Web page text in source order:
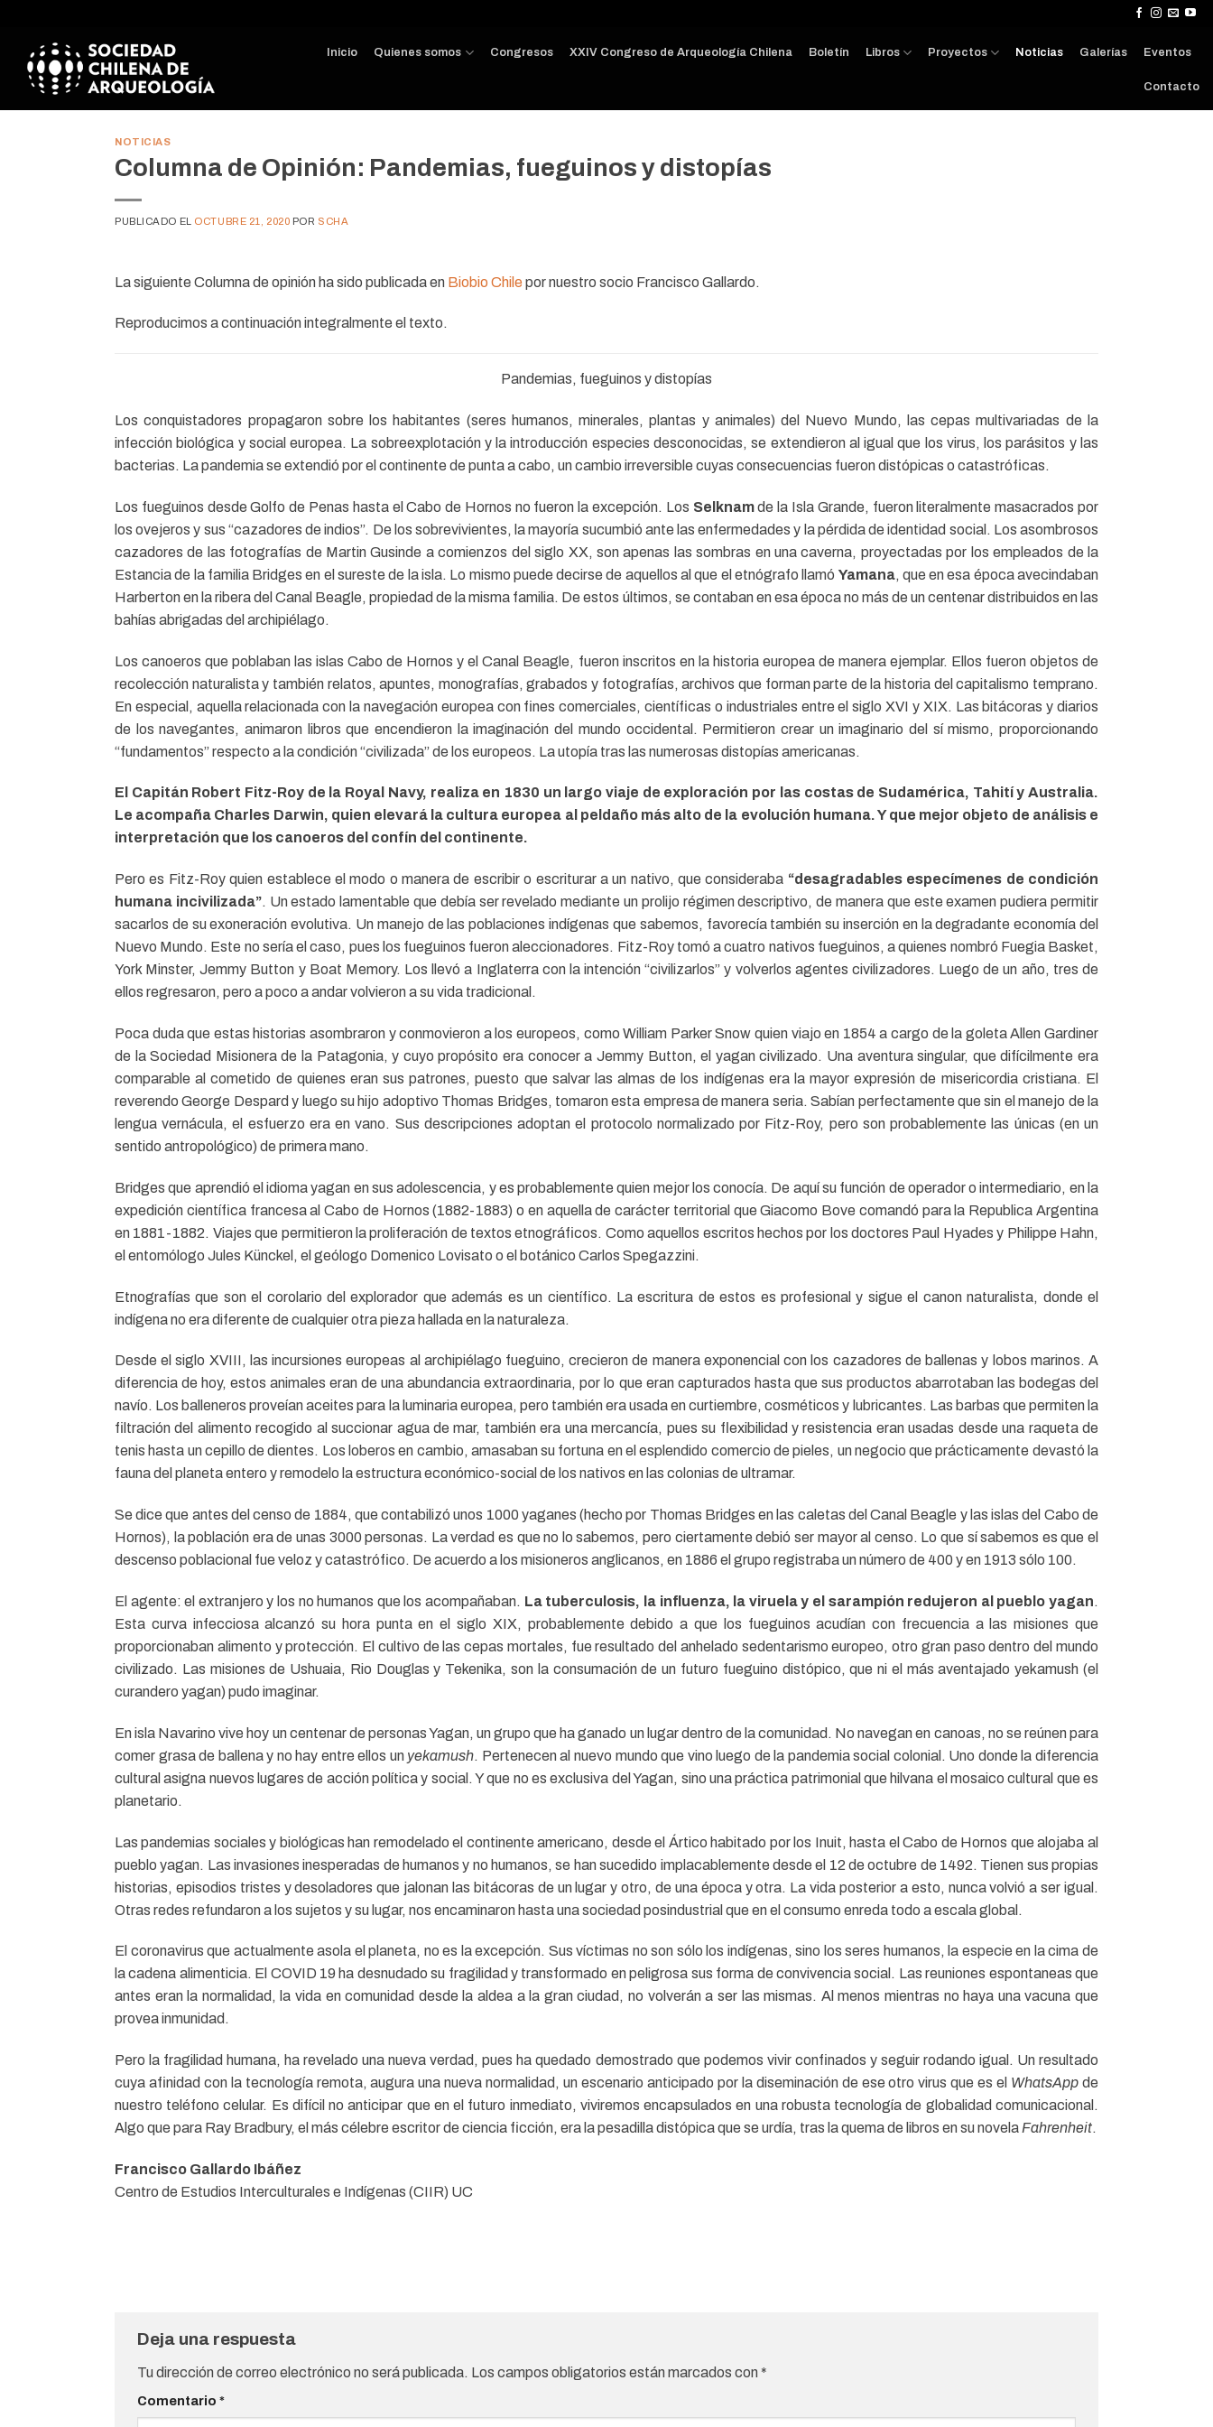
content
Inicio Quienes somos Congresos XXIV Congreso de Arqueología Chilena Boletín Libros Proyectos Noticias Galerías Eventos
Contacto
NOTICIAS
Columna de Opinión: Pandemias, fueguinos y distopías
PUBLICADO EL OCTUBRE 21, 2020 POR SCHA
La siguiente Columna de opinión ha sido publicada en Biobio Chilepor nuestro socio Francisco Gallardo.
Reproducimos a continuación integralmente el texto.
Pandemias, fueguinos y distopías
Los conquistadores propagaron sobre los habitantes (seres humanos, minerales, plantas y animales) del Nuevo Mundo, las cepas multivariadas de la
infección biológica y social europea. La sobreexplotación y la introducción especies desconocidas, se extendieron al igual que los virus, los parásitos y las
bacterias. La pandemia se extendió por el continente de punta a cabo, un cambio irreversible cuyas consecuencias fueron distópicas o catastróficas.
Los fueguinos desde Golfo de Penas hasta el Cabo de Hornos no fueron la excepción. Los Selknamde la Isla Grande, fueron literalmente masacrados por
los ovejeros y sus “cazadores de indios”. De los sobrevivientes, la mayoría sucumbió ante las enfermedades y la pérdida de identidad social. Los asombrosos
cazadores de las fotografías de Martin Gusinde a comienzos del siglo XX, son apenas las sombras en una caverna, proyectadas por los empleados de la
Estancia de la familia Bridges en el sureste de la isla. Lo mismo puede decirse de aquellos al que el etnógrafo llamó Yamana, que en esa época avecindaban
Harberton en la ribera del Canal Beagle, propiedad de la misma familia. De estos últimos, se contaban en esa época no más de un centenar distribuidos en las
bahías abrigadas del archipiélago.
Los canoeros que poblaban las islas Cabo de Hornos y el Canal Beagle, fueron inscritos en la historia europea de manera ejemplar. Ellos fueron objetos de
recolección naturalista y también relatos, apuntes, monografías, grabados y fotografías, archivos que forman parte de la historia del capitalismo temprano.
En especial, aquella relacionada con la navegación europea con fines comerciales, científicas o industriales entre el siglo XVI y XIX. Las bitácoras y diarios
de los navegantes, animaron libros que encendieron la imaginación del mundo occidental. Permitieron crear un imaginario del sí mismo, proporcionando
“fundamentos” respecto a la condición “civilizada” de los europeos. La utopía tras las numerosas distopías americanas.
El Capitán Robert Fitz-Roy de la Royal Navy, realiza en 1830 un largo viaje de exploración por las costas de Sudamérica, Tahití y Australia.
Le acompaña Charles Darwin, quien elevará la cultura europea al peldaño más alto de la evolución humana. Y que mejor objeto de análisis e
interpretación que los canoeros del confín del continente.
Pero es Fitz-Roy quien establece el modo o manera de escribir o escriturar a un nativo, que consideraba “desagradables especímenes de condición
humana incivilizada”. Un estado lamentable que debía ser revelado mediante un prolijo régimen descriptivo, de manera que este examen pudiera permitir
sacarlos de su exoneración evolutiva. Un manejo de las poblaciones indígenas que sabemos, favorecía también su inserción en la degradante economía del
Nuevo Mundo. Este no sería el caso, pues los fueguinos fueron aleccionadores. Fitz-Roy tomó a cuatro nativos fueguinos, a quienes nombró Fuegia Basket,
York Minster, Jemmy Button y Boat Memory. Los llevó a Inglaterra con la intención “civilizarlos” y volverlos agentes civilizadores. Luego de un año, tres de
ellos regresaron, pero a poco a andar volvieron a su vida tradicional.
Poca duda que estas historias asombraron y conmovieron a los europeos, como William Parker Snow quien viajo en 1854 a cargo de la goleta Allen Gardiner
de la Sociedad Misionera de la Patagonia, y cuyo propósito era conocer a Jemmy Button, el yagan civilizado. Una aventura singular, que difícilmente era
comparable al cometido de quienes eran sus patrones, puesto que salvar las almas de los indígenas era la mayor expresión de misericordia cristiana. El
reverendo George Despard y luego su hijo adoptivo Thomas Bridges, tomaron esta empresa de manera seria. Sabían perfectamente que sin el manejo de la
lengua vernácula, el esfuerzo era en vano. Sus descripciones adoptan el protocolo normalizado por Fitz-Roy, pero son probablemente las únicas (en un
sentido antropológico) de primera mano.
Bridges que aprendió el idioma yagan en sus adolescencia, y es probablemente quien mejor los conocía. De aquí su función de operador o intermediario, en la
expedición científica francesa al Cabo de Hornos (1882-1883) o en aquella de carácter territorial que Giacomo Bove comandó para la Republica Argentina
en 1881-1882. Viajes que permitieron la proliferación de textos etnográficos. Como aquellos escritos hechos por los doctores Paul Hyades y Philippe Hahn,
el entomólogo Jules Künckel, el geólogo Domenico Lovisato o el botánico Carlos Spegazzini.
Etnografías que son el corolario del explorador que además es un científico. La escritura de estos es profesional y sigue el canon naturalista, donde el
indígena no era diferente de cualquier otra pieza hallada en la naturaleza.
Desde el siglo XVIII, las incursiones europeas al archipiélago fueguino, crecieron de manera exponencial con los cazadores de ballenas y lobos marinos. A
diferencia de hoy, estos animales eran de una abundancia extraordinaria, por lo que eran capturados hasta que sus productos abarrotaban las bodegas del
navío. Los balleneros proveían aceites para la luminaria europea, pero también era usada en curtiembre, cosméticos y lubricantes. Las barbas que permiten la
filtración del alimento recogido al succionar agua de mar, también era una mercancía, pues su flexibilidad y resistencia eran usadas desde una raqueta de
tenis hasta un cepillo de dientes. Los loberos en cambio, amasaban su fortuna en el esplendido comercio de pieles, un negocio que prácticamente devastó la
fauna del planeta entero y remodelo la estructura económico-social de los nativos en las colonias de ultramar.
Se dice que antes del censo de 1884, que contabilizó unos 1000 yaganes (hecho por Thomas Bridges en las caletas del Canal Beagle y las islas del Cabo de
Hornos), la población era de unas 3000 personas. La verdad es que no lo sabemos, pero ciertamente debió ser mayor al censo. Lo que sí sabemos es que el
descenso poblacional fue veloz y catastrófico. De acuerdo a los misioneros anglicanos, en 1886 el grupo registraba un número de 400 y en 1913 sólo 100.
El agente: el extranjero y los no humanos que los acompañaban. La tuberculosis, la influenza, la viruela y el sarampión redujeron al pueblo yagan.
Esta curva infecciosa alcanzó su hora punta en el siglo XIX, probablemente debido a que los fueguinos acudían con frecuencia a las misiones que
proporcionaban alimento y protección. El cultivo de las cepas mortales, fue resultado del anhelado sedentarismo europeo, otro gran paso dentro del mundo
civilizado. Las misiones de Ushuaia, Rio Douglas y Tekenika, son la consumación de un futuro fueguino distópico, que ni el más aventajado yekamush (el
curandero yagan) pudo imaginar.
En isla Navarino vive hoy un centenar de personas Yagan, un grupo que ha ganado un lugar dentro de la comunidad. No navegan en canoas, no se reúnen para
comer grasa de ballena y no hay entre ellos un yekamush. Pertenecen al nuevo mundo que vino luego de la pandemia social colonial. Uno donde la diferencia
cultural asigna nuevos lugares de acción política y social. Y que no es exclusiva del Yagan, sino una práctica patrimonial que hilvana el mosaico cultural que es
planetario.
Las pandemias sociales y biológicas han remodelado el continente americano, desde el Ártico habitado por los Inuit, hasta el Cabo de Hornos que alojaba al
pueblo yagan. Las invasiones inesperadas de humanos y no humanos, se han sucedido implacablemente desde el 12 de octubre de 1492. Tienen sus propias
historias, episodios tristes y desoladores que jalonan las bitácoras de un lugar y otro, de una época y otra. La vida posterior a esto, nunca volvió a ser igual.
Otras redes refundaron a los sujetos y su lugar, nos encaminaron hasta una sociedad posindustrial que en el consumo enreda todo a escala global.
El coronavirus que actualmente asola el planeta, no es la excepción. Sus víctimas no son sólo los indígenas, sino los seres humanos, la especie en la cima de
la cadena alimenticia. El COVID 19 ha desnudado su fragilidad y transformado en peligrosa sus forma de convivencia social. Las reuniones espontaneas que
antes eran la normalidad, la vida en comunidad desde la aldea a la gran ciudad, no volverán a ser las mismas. Al menos mientras no haya una vacuna que
provea inmunidad.
Pero la fragilidad humana, ha revelado una nueva verdad, pues ha quedado demostrado que podemos vivir confinados y seguir rodando igual. Un resultado
cuya afinidad con la tecnología remota, augura una nueva normalidad, un escenario anticipado por la diseminación de ese otro virus que es el WhatsApp de
nuestro teléfono celular. Es difícil no anticipar que en el futuro inmediato, viviremos encapsulados en una robusta tecnología de globalidad comunicacional.
Algo que para Ray Bradbury, el más célebre escritor de ciencia ficción, era la pesadilla distópica que se urdía, tras la quema de libros en su novela Fahrenheit.
Francisco Gallardo Ibáñez
Centro de Estudios Interculturales e Indígenas (CIIR) UC
Deja una respuesta
Tu dirección de correo electrónico no será publicada. Los campos obligatorios están marcados con *
Comentario *